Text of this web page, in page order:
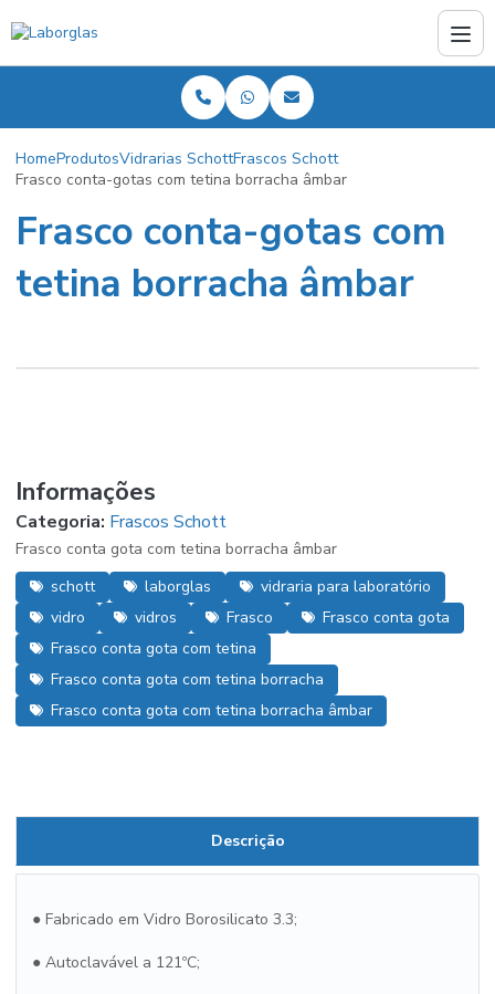
HomeProdutosVidrarias SchottFrascos Schott
Frasco conta-gotas com tetina borracha âmbar
Frasco conta-gotas com
tetina borracha âmbar
Informações
Categoria: Frascos Schott
Frasco conta gota com tetina borracha âmbar
schott
laborglas
vidraria para laboratório
vidro
vidros Frasco
Frasco conta gota
Frasco conta gota com tetina
Frasco conta gota com tetina borracha
Frasco conta gota com tetina borracha âmbar
Descrição
● Fabricado em Vidro Borosilicato 3.3;
● Autoclavável a 121ºC;